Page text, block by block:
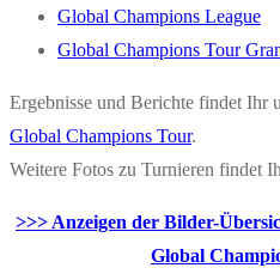
Global Champions League
Global Champions Tour
Ergebnisse und Berichte findet Ihr
Global Champions Tour.
Weitere Fotos zu Turnieren findet
>>> Anzeigen der Bilder-
Global